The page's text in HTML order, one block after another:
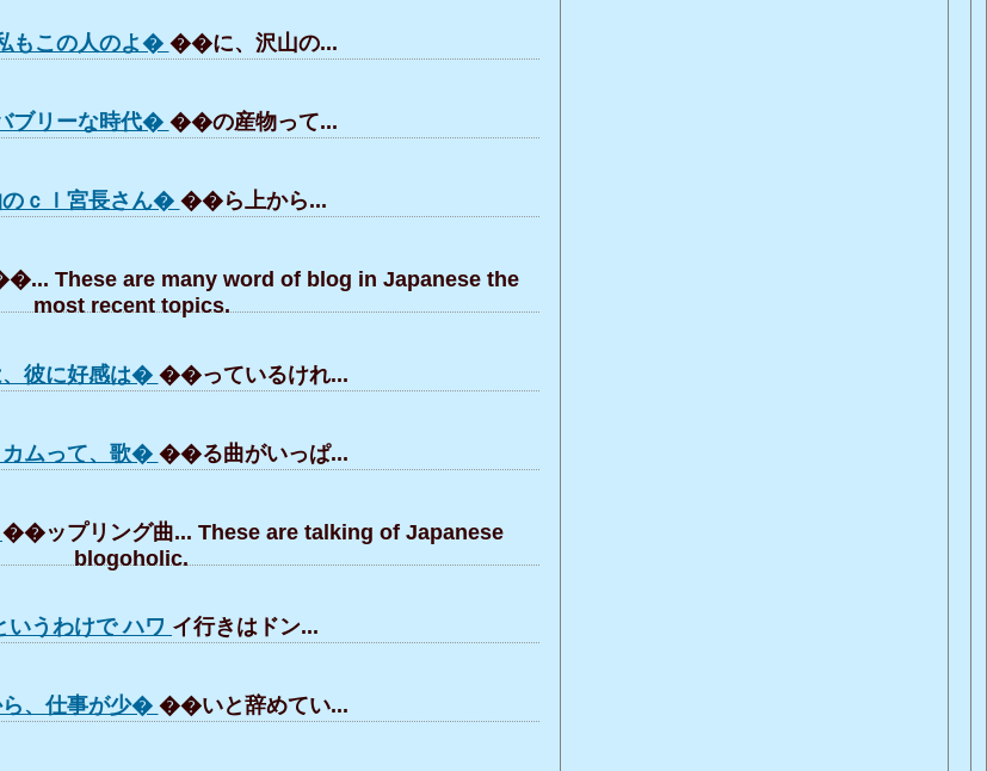
もこの人のよ� ��に、沢山の...
ブリーな時代� ��の産物って...
ｃｌ宮長さん� ��ら上から...
These are many word of blog in Japanese the
most recent topics.
彼に好感は� ��っているけれ...
ムって、歌� ��る曲がいっぱ...
��ップリング曲... These are talking of Japanese
blogoholic.
いうわけで ハワ イ行きはドン...
、仕事が少� ��いと辞めてい...